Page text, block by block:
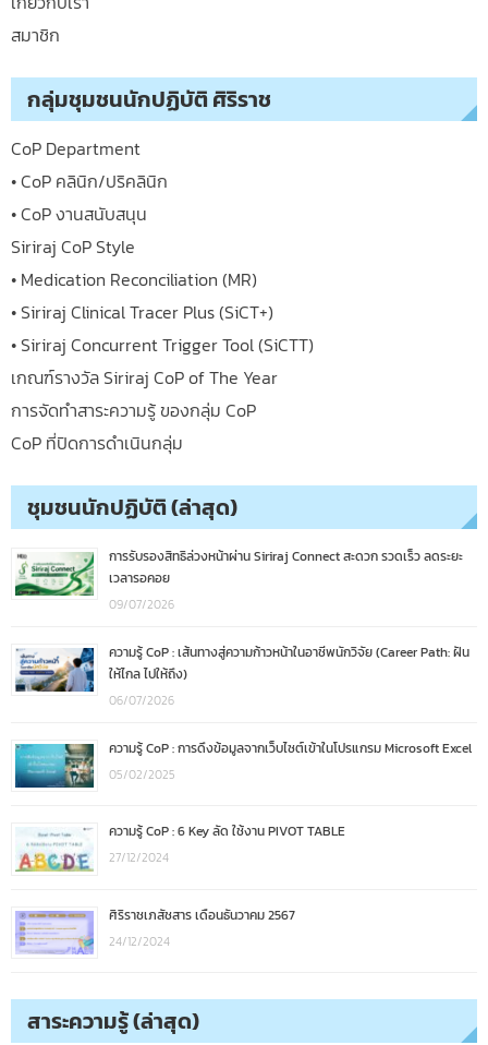
สมาชิก
กลุ่มชุมชนนักปฏิบัติ ศิริราช
CoP Department
• CoP คลินิก/ปริคลินิก
• CoP งานสนับสนุน
Siriraj CoP Style
• Medication Reconciliation (MR)
• Siriraj Clinical Tracer Plus (SiCT+)
• Siriraj Concurrent Trigger Tool (SiCTT)
เกณฑ์รางวัล Siriraj CoP of The Year
การจัดทำสาระความรู้ ของกลุ่ม CoP
CoP ที่ปิดการดำเนินกลุ่ม
ชุมชนนักปฏิบัติ (ล่าสุด)
การรับรองสิทธิล่วงหน้าผ่าน Siriraj Connect สะดวก รวดเร็ว ลดระยะ
เวลารอคอย
09/07/2026
ความรู้ CoP : เส้นทางสู่ความก้าวหน้าในอาชีพนักวิจัย (Career Path: ฝัน
ให้ไกล ไปให้ถึง)
06/07/2026
ความรู้ CoP : การดึงข้อมูลจากเว็บไซต์เข้าในโปรแกรม Microsoft Excel
05/02/2025
ความรู้ CoP : 6 Key ลัด ใช้งาน PIVOT TABLE
27/12/2024
ศิริราชเภสัชสาร เดือนธันวาคม 2567
24/12/2024
สาระความรู้ (ล่าสุด)